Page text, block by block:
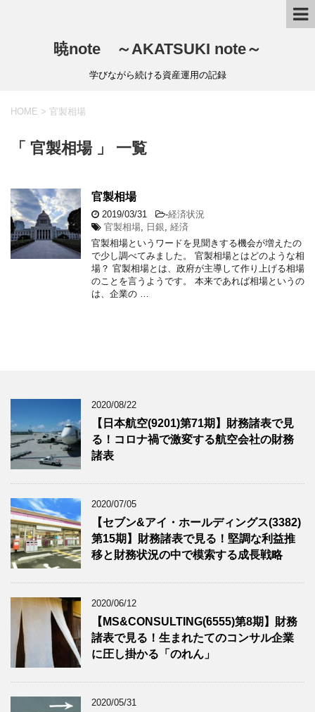
暁note ～AKATSUKI note～
学びながら続ける資産運用の記録
HOME > 官製相場
「 官製相場 」 一覧
官製相場
2019/03/31 -経済状況
官製相場
日銀 経済
官製相場というワードを見聞きする機会が増えたの
で少し調べてみました。 官製相場とはどのような相
場？ 官製相場とは、政府が主導して作り上げる相場
のことを言うようです。 本来であれば相場というの
は、企業の …
2020/08/22
【日本航空(9201)第71期】財務諸表で見
る！コロナ禍で激変する航空会社の財務
諸表
2020/07/05
【セブン&アイ・ホールディングス(3382)
第15期】財務諸表で見る！堅調な利益推
移と財務状況の中で模索する成長戦略
2020/06/12
【MS&CONSULTING(6555)第8期】財務
諸表で見る！生まれたてのコンサル企業
に圧し掛かる「のれん」
2020/05/31